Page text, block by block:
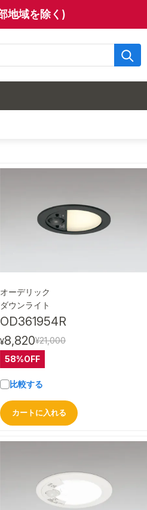
地域を除く)
オーデリック
ダウンライト
OD361954R
¥8,820¥21,000
58%OFF
比較する
カートに入れる